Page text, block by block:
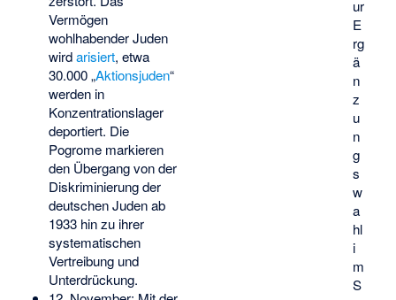
ur
E
rg
ä
n
z
u
n
g
s
w
a
hl
i
m
S
Vermögen
wohlhabender Juden
wirdarisiert, etwa
30.000 „Aktionsjuden“
werden in
Konzentrationslager
deportiert. Die
Pogrome markieren
den Übergang von der
Diskriminierung der
deutschen Juden ab
1933 hin zu ihrer
systematischen
Vertreibung und
Unterdrückung.